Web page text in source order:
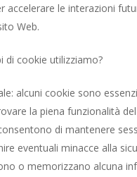
accelerare le interazioni
Web.
di cookie utilizziamo?
alcuni cookie sono
la piena funzionalità
di mantenere
eventuali minacce alla
o memorizzano alcuna